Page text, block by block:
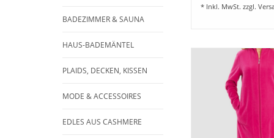
BADEZIMMER & SAUNA
HAUS-BADEMÄNTEL
PLAIDS, DECKEN, KISSEN
MODE & ACCESSOIRES
EDLES AUS CASHMERE
* Inkl. MwSt. zzgl.
Damen Bademantel
mit Reißverschluß -
angenehmer
kuscheligem Fleece
Polyester - 30%
himbeer. Ein
Begleiter für jeden